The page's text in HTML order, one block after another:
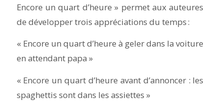
Encore un quart d’heure » permet aux auteures
de développer trois appréciations du temps :
« Encore un quart d’heure à geler dans la voiture
en attendant papa »
« Encore un quart d’heure avant d’annoncer : les
spaghettis sont dans les assiettes »